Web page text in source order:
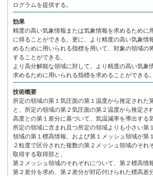
ログラムを提供する。
効果
精度の高い気象情報または気象情報を求めるために
に得ることができる。更に、より精度の高い気象情
めるために用いられる指標を用いて、対象の領域の
することができる。
より高分解能な領域に対して、より精度の高い気象
求めるために用いられる指標を求めることができる。
技術概要
所定の領域の第１気圧面の第１温度から推定された
と、所定の領域の第２気圧面の第２温度から推定さ
高度との第１差分に基づいて、気温減率を導出する
所定の領域に含まれ且つ所定の領域よりも小さい第
領域の第１標高情報、および第１メッシュ領域が第
２粒度で区分された複数の第２メッシュ領域のそれ
取得する取得部と、
第２メッシュ領域のそれぞれについて、第２標高情
第２差分を求め、第２差分が対応付けられた標高差